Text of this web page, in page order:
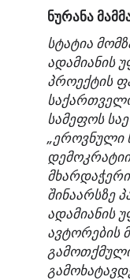
ნურანა
სტატია
ადამიანის
პროექტის
სამეფოს
შინაარსზე
ადამიანის
ავტორების